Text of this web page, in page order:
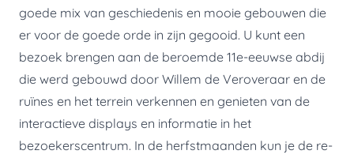
goede mix van geschiedenis en mooie gebouwen die
er voor de goede orde in zijn gegooid. U kunt een
bezoek brengen aan de beroemde 11e-eeuwse abdij
die werd gebouwd door Willem de Veroveraar en de
ruïnes en het terrein verkennen en genieten van de
interactieve displays en informatie in het
bezoekerscentrum. In de herfstmaanden kun je de re-